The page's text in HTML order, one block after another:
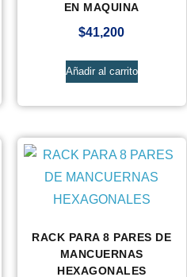
EN MAQUINA
$41,200
Añadir al carrito
RACK PARA 8 PARES DE
MANCUERNAS
HEXAGONALES